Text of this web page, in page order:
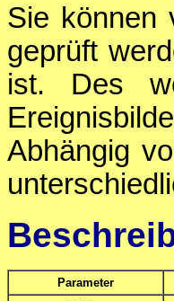
Sie können
geprüft
ist. Des
Abhängig
Parameter